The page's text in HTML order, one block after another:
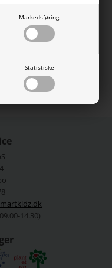
Markedsføring
Statistiske
sikrer god komfort og
14.30)